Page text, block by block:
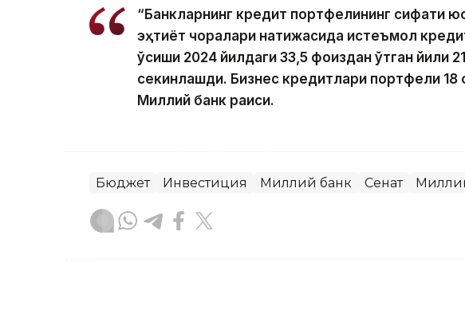
“Банкларнинг кредит портфелининг сифати
эҳтиёт чоралари натижасида истеъмол
ўсиши 2024 йилдаги 33,5 фоиздан ўтган йили
секинлашди. Бизнес кредитлари портфели
Миллий банк раиси.
Бюджет Инвестиция Миллий банк Сенат